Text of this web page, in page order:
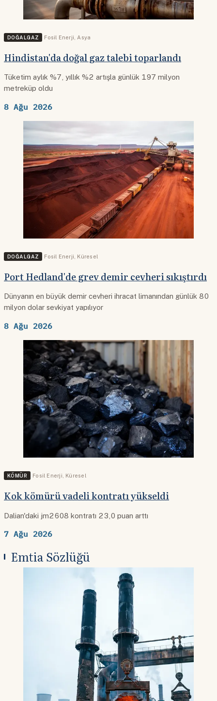
DOĞALGAZ Fosil Enerji Asya
Hindistan'da doğal gaz talebi toparlandı
Tüketim aylık %7, yıllık %2 artışla günlük 197 milyon
metreküp oldu
8 Ağu 2026
DOĞALGAZ Fosil Enerji Küresel
Port Hedland'de grev demir cevheri sıkıştırdı
Dünyanın en büyük demir cevheri ihracat limanından günlük 80
milyon dolar sevkiyat yapılıyor
8 Ağu 2026
KÖMÜR Fosil Enerji Küresel
Kok kömürü vadeli kontratı yükseldi
Dalian'daki jm2608 kontratı 23,0 puan arttı
7 Ağu 2026
Emtia Sözlüğü